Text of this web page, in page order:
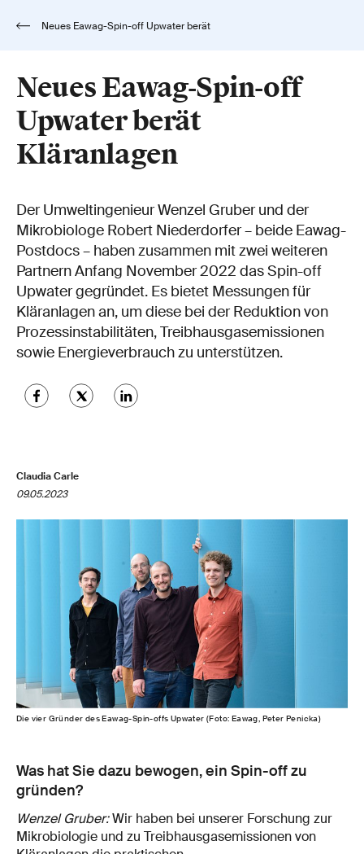
Neues Eawag-Spin-off
Upwater berät
Kläranlagen
Der Umweltingenieur Wenzel Gruber und der
Mikrobiologe Robert Niederdorfer – beide Eawag-
Postdocs – haben zusammen mit zwei weiteren
Partnern Anfang November 2022 das Spin-off
Upwater gegründet. Es bietet Messungen für
Kläranlagen an, um diese bei der Reduktion von
Prozessinstabilitäten, Treibhausgasemissionen
sowie Energieverbrauch zu unterstützen.
Claudia Carle
09.05.2023
Die vier Gründer des Eawag-Spin-offs Upwater (Foto: Eawag, Peter Penicka)
Was hat Sie dazu bewogen, ein Spin-off zu
gründen?
Wenzel Gruber:Wir haben bei unserer Forschung zur
Mikrobiologie und zu Treibhausgasemissionen von